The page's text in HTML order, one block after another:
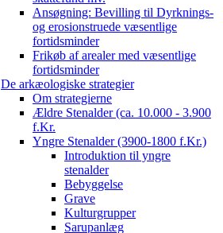
Ansøgning: Bevilling til Dyrknings-
og erosionstruede væsentlige
fortidsminder
Frikøb af arealer med væsentlige
fortidsminder
De arkæologiske strategier
Om strategierne
Ældre Stenalder (ca. 10.000 - 3.900
f.Kr.
Yngre Stenalder (3900-1800 f.Kr.)
Introduktion til yngre
stenalder
Bebyggelse
Grave
Kulturgrupper
Sarupanlæg